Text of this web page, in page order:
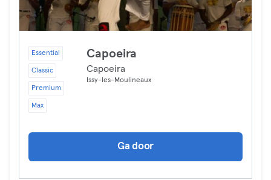
Essential
Classic
Premium
Max
Capoeira
Capoeira
Issy-les-Moulineaux
Ga door